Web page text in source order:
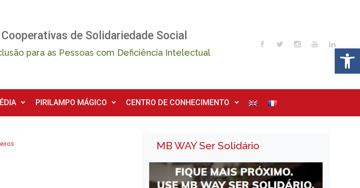
de Solidariedade Social
para as Pessoas com Deficiência Intelectual
PIRILAMPO MÁGICO CENTRO DE CONHECIMENTO
MB WAY Ser Solidário